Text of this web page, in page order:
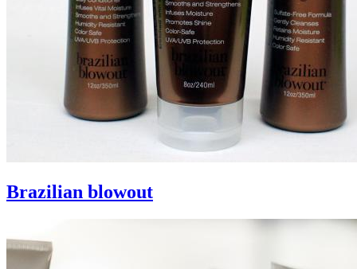
Brazilian blowout